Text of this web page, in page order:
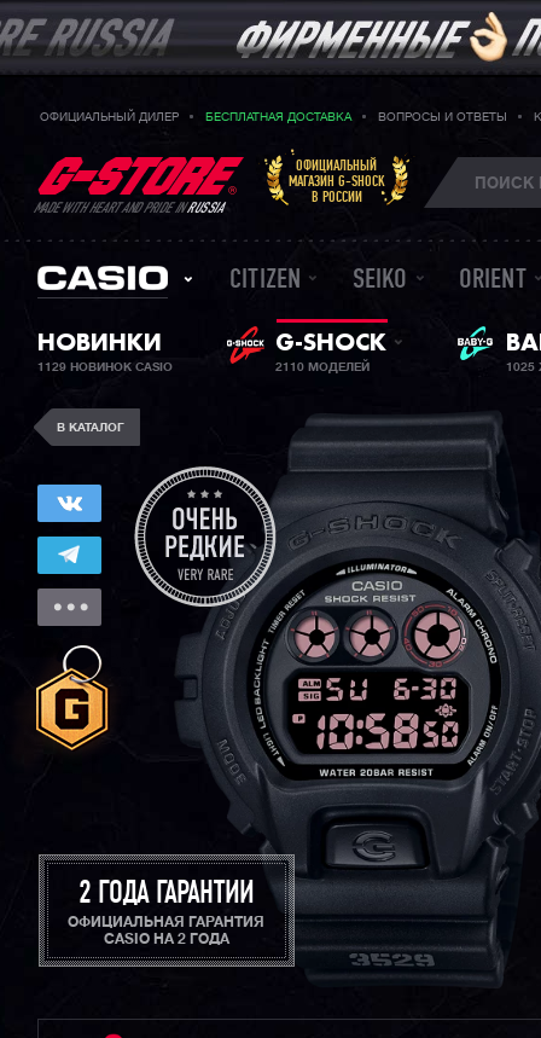
ОФИЦИАЛЬНЫЙ ДИЛЕР БЕСПЛАТНАЯ ДОСТАВКА ВОПРОСЫ И ОТВЕТЫ
MADE WITH HEART AND PRIDE INRUSSIA
ОФИЦИАЛЬНЫЙ
МАГАЗИН G-SHOCK
В РОССИИ
CITIZEN SEIKO ORIENT
НОВИНКИ
1129 НОВИНОК CASIO
G-SHOCK
2110 МОДЕЛЕЙ
В КАТАЛОГ
2 ГОДА ГАРАНТИИ
ОФИЦИАЛЬНАЯ ГАРАНТИЯ
CASIO НА 2 ГОДА